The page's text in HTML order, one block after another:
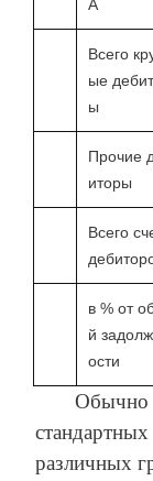
А
Всего
ые
ы
Прочие
иторы
Всего
в % от
й
ости
Обычно
различных